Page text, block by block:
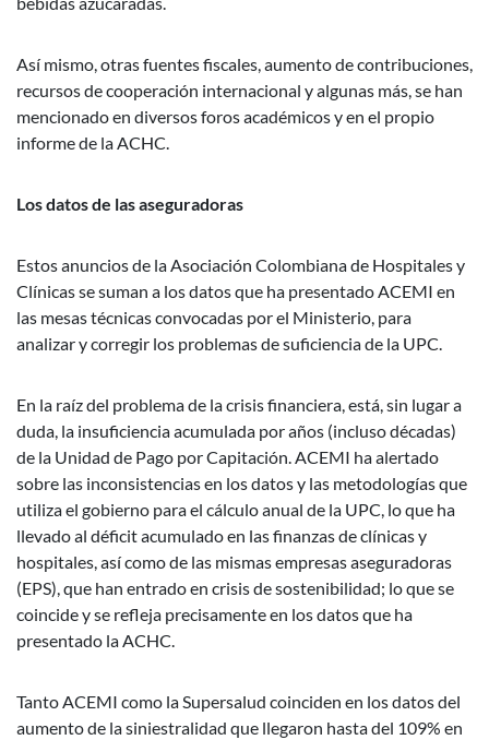
Así mismo, otras fuentes fiscales, aumento de contribuciones,
recursos de cooperación internacional y algunas más, se han
mencionado en diversos foros académicos y en el propio
informe de la ACHC.
Los datos de las aseguradoras
Estos anuncios de la Asociación Colombiana de Hospitales y
Clínicas se suman a los datos que ha presentado ACEMI en
las mesas técnicas convocadas por el Ministerio, para
analizar y corregir los problemas de suficiencia de la UPC.
En la raíz del problema de la crisis financiera, está, sin lugar a
duda, la insuficiencia acumulada por años (incluso décadas)
de la Unidad de Pago por Capitación. ACEMI ha alertado
sobre las inconsistencias en los datos y las metodologías que
utiliza el gobierno para el cálculo anual de la UPC, lo que ha
llevado al déficit acumulado en las finanzas de clínicas y
hospitales, así como de las mismas empresas aseguradoras
(EPS), que han entrado en crisis de sostenibilidad; lo que se
coincide y se refleja precisamente en los datos que ha
presentado la ACHC.
Tanto ACEMI como la Supersalud coinciden en los datos del
aumento de la siniestralidad que llegaron hasta del 109% en